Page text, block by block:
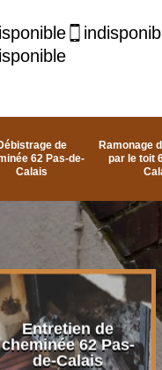
de
62 Pas-de-
Calais
Ramonage
par le toit
Entretien de
cheminée 62 Pas-
de-Calais